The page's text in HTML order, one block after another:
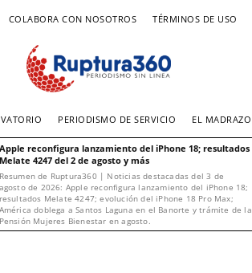
COLABORA CON NOSOTROS TÉRMINOS DE USO
PERIODISMO DE SERVICIO EL MADRAZO
Apple reconfigura lanzamiento del iPhone 18; resultados
Melate 4247 del 2 de agosto y más
Resumen de Ruptura360 | Noticias destacadas del 3 de
agosto de 2026: Apple reconfigura lanzamiento del iPhone 18;
resultados Melate 4247; evolución del iPhone 18 Pro Max;
América doblega a Santos Laguna en el Banorte y trámite de la
Pensión Mujeres Bienestar en agosto.